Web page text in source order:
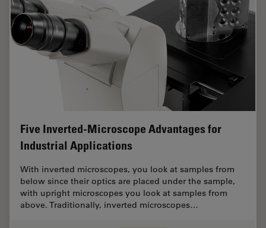
Five Inverted-Microscope Advantages for
Industrial Applications
With inverted microscopes, you look at samples from
below since their optics are placed under the sample,
with upright microscopes you look at samples from
above. Traditionally, inverted microscopes…